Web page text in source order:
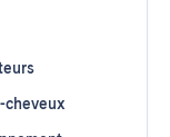
cheveux